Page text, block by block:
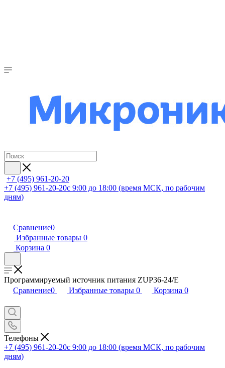
+7 (495) 961-20-20
+7 (495) 961-20-20с 9:00 до 18:00 (время МСК, по рабочим
дням)
Сравнение0
Избранные товары 0
Корзина 0
Программируемый источник питания ZUP36-24/E
Сравнение0 Избранные товары 0 Корзина 0
Телефоны
+7 (495) 961-20-20с 9:00 до 18:00 (время МСК, по рабочим
дням)